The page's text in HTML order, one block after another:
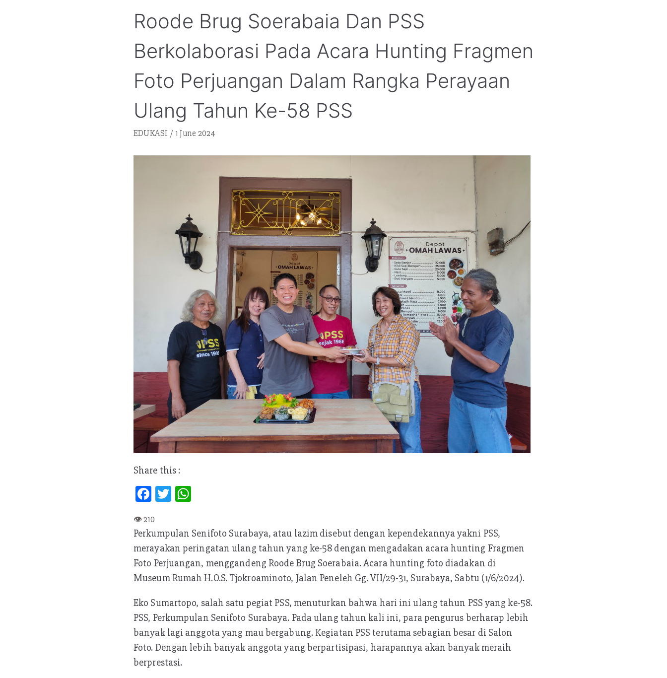
Roode Brug Soerabaia Dan PSS
Berkolaborasi Pada Acara Hunting Fragmen
Foto Perjuangan Dalam Rangka Perayaan
Ulang Tahun Ke-58 PSS
EDUKASI 1 June 2024
Share this :
Fa
b
oo
k
T
itt
er
at
s
A
p
Perkumpulan Senifoto Surabaya, atau lazim disebut dengan kependekannya yakni PSS,
merayakan peringatan ulang tahun yang ke-58 dengan mengadakan acara hunting Fragmen
Foto Perjuangan, menggandeng Roode Brug Soerabaia. Acara hunting foto diadakan di
Museum Rumah H.O.S. Tjokroaminoto, Jalan Peneleh Gg. VII/29-31, Surabaya, Sabtu (1/6/2024).
Eko Sumartopo, salah satu pegiat PSS, menuturkan bahwa hari ini ulang tahun PSS yang ke-58.
PSS, Perkumpulan Senifoto Surabaya. Pada ulang tahun kali ini, para pengurus berharap lebih
banyak lagi anggota yang mau bergabung. Kegiatan PSS terutama sebagian besar di Salon
Foto. Dengan lebih banyak anggota yang berpartisipasi, harapannya akan banyak meraih
berprestasi.